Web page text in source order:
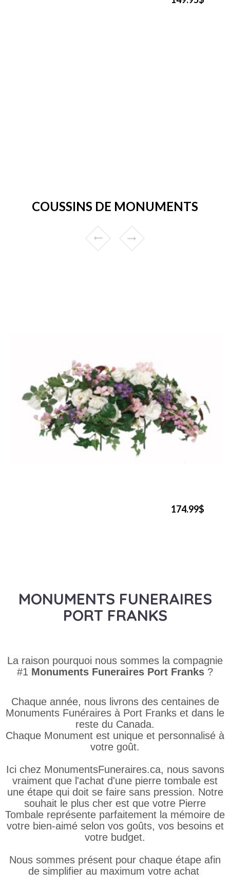
COUSSINS DE MONUMENTS
174.99$
MONUMENTS FUNERAIRES
PORT FRANKS
La raison pourquoi nous sommes la compagnie
#1 Monuments Funeraires Port Franks ?
Chaque année, nous livrons des centaines de
Monuments Funéraires à Port Franks et dans le
reste du Canada.
Chaque Monument est unique et personnalisé à
votre goût.
Ici chez MonumentsFuneraires.ca, nous savons
vraiment que l'achat d'une pierre tombale est
une étape qui doit se faire sans pression. Notre
souhait le plus cher est que votre Pierre
Tombale représente parfaitement la mémoire de
votre bien-aimé selon vos goûts, vos besoins et
votre budget.
Nous sommes présent pour chaque étape afin
de simplifier au maximum votre achat